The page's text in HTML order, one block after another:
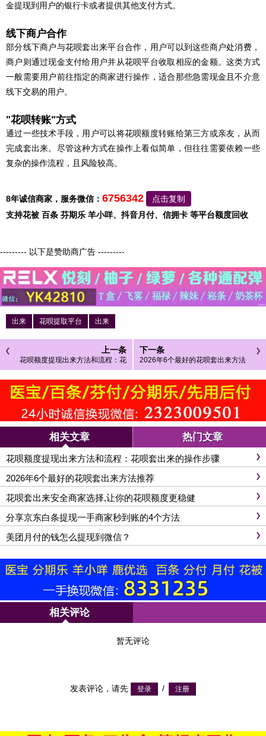
金提现到用户的银行卡或者提供其他支付方式。
线下商户合作
部分线下商户与花呗套出来平台合作，用户可以到这些商户处消费，
商户则通过现金支付给用户并从花呗平台收取相应的金额。这类方式
一般需要用户前往指定的商家进行操作，适合那些急需现金且不介意
线下交易的用户。
"花呗转账"方式
通过一些技术手段，用户可以将花呗额度转账给第三方或亲友，从而
完成套出来。尽管这种方式在操作上看似简单，但往往需要依赖一些
复杂的操作流程，且风险较高。
8年诚信商家，服务微信： 6756342
点击复制
支持花被 百条 芬期乐 羊小咩、抖音月付、信拥卡 等平台额度回收
--------- 以下是赞助商广告 ---------
出来 花呗提取平台 出来
上一条
花呗额度提现出来方法和流程：花
呗套出来的操作步骤
下一条
2026年6个最好的花呗套出来方法
推荐
相关文章 热门文章
花呗额度提现出来方法和流程：花呗套出来的操作步骤
2026年6个最好的花呗套出来方法推荐
花呗套出来安全商家选择,让你的花呗额度更稳健
分享京东白条提现一手商家秒到账的4个方法
美团月付的钱怎么提现到微信？
相关评论
暂无评论
发表评论，请先 /